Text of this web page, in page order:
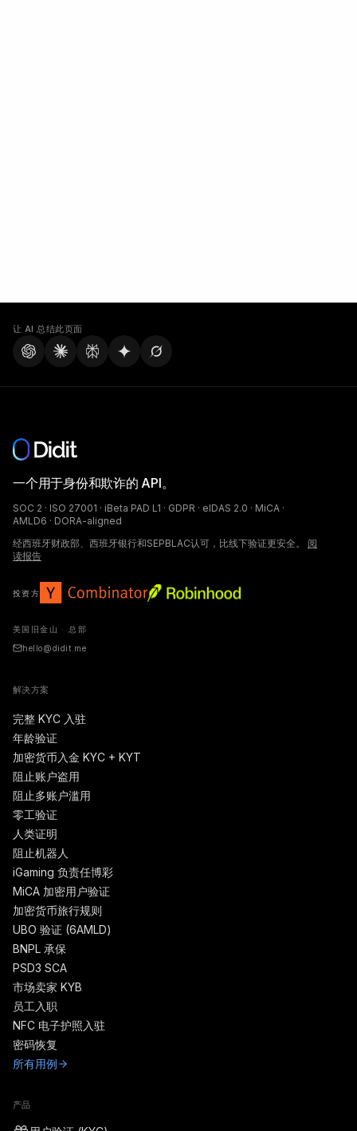
让 AI 总结此页面
一个用于身份和欺诈的 API。
SOC 2 · ISO 27001 · iBeta PAD L1 · GDPR · eIDAS 2.0 · MiCA ·
AMLD6 · DORA-aligned
经西班牙财政部、西班牙银行和SEPBLAC认可，比线下验证更安全。
阅
读报告
投资方
美国旧金山 · 总部
hello@didit.me
解决方案
完整 KYC 入驻
年龄验证
加密货币入金 KYC + KYT
阻止账户盗用
阻止多账户滥用
零工验证
人类证明
阻止机器人
iGaming 负责任博彩
MiCA 加密用户验证
加密货币旅行规则
UBO 验证 (6AMLD)
BNPL 承保
PSD3 SCA
市场卖家 KYB
员工入职
NFC 电子护照入驻
密码恢复
所有用例
产品